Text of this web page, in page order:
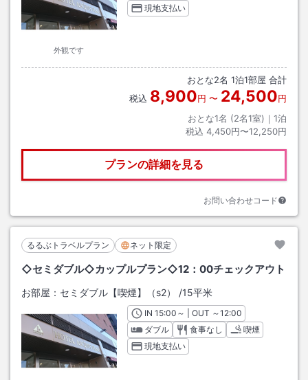
外観です
現地支払い
おとな2名 1泊1部屋 合計
税込 8,900円 〜 24,500円
おとな1名 (2名1室)｜ 1泊
税込 4,450円〜12,250円
プランの詳細を見る
お問い合わせコード
るるぶトラベルプラン ネット限定
◇セミダブル◇カップルプラン◇12：00チェックアウト
お部屋： セミダブル【喫煙】（s2） /15平米
INチェックイン
15:00 ～ | OUT チェックアウト
～12:00
ダブル
食事なし
喫煙
現地支払い